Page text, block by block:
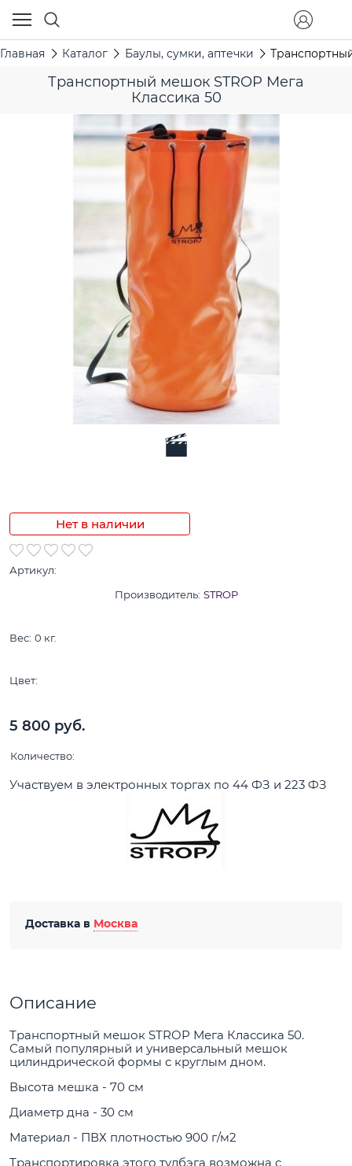
Главная Каталог Баулы, сумки, аптечки
Транспортный мешок STROP Мега
Классика 50
Нет в наличии
Артикул:
Производитель: STROP
Вес: 0 кг.
Цвет:
5 800 руб.
Количество:
Участвуем в электронных торгах по 44 ФЗ и 223 ФЗ
Доставка в Москва
Описание
Транспортный мешок STROP Мега Классика 50.
Самый популярный и универсальный мешок
цилиндрической формы с круглым дном.
Высота мешка - 70 см
Диаметр дна - 30 см
Материал - ПВХ плотностью 900 г/м2
Транспортировка этого тулбэга возможна с